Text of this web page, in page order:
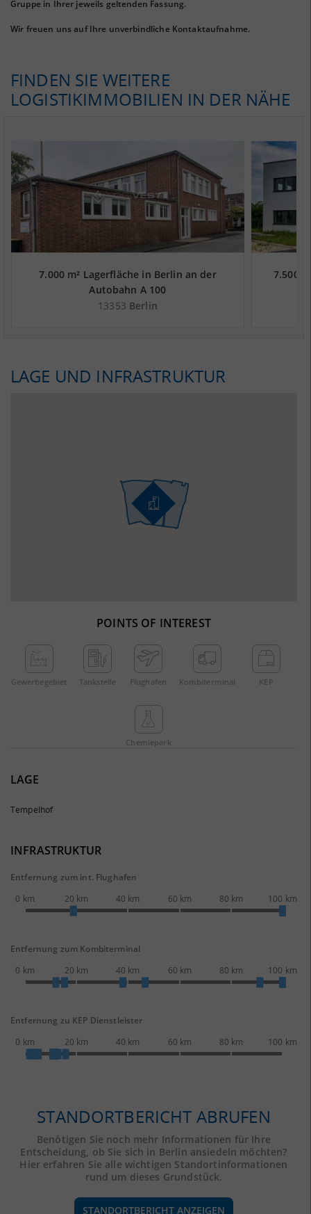
Gruppe in Ihrer jeweils geltenden Fassung.
Wir freuen uns auf Ihre unverbindliche Kontaktaufnahme.
FINDEN SIE WEITERE
LOGISTIKIMMOBILIEN IN DER NÄHE
7.000 m² Lagerfläche in Berlin an der
Autobahn A 100
13353 Berlin
7.500
LAGE UND INFRASTRUKTUR
POINTS OF INTEREST
Gewerbe­gebiet Tankstelle Flughafen Kombi­terminal KEP
Chemie­park
LAGE
Tempelhof
INFRASTRUKTUR
Entfernung zum int. Flughafen
0 km
20 km 40 km 60 km 80 km 100 km
Entfernung zum Kombiterminal
0 km
20 km 40 km 60 km 80 km 100 km
Entfernung zu KEP Dienstleister
0 km
20 km 40 km 60 km 80 km 100 km
STANDORTBERICHT ABRUFEN
Benötigen Sie noch mehr Informationen für Ihre
Entscheidung, ob Sie sich in Berlin ansiedeln möchten?
Hier erfahren Sie alle wichtigen Standortinformationen
rund um dieses Grundstück.
STANDORTBERICHT ANZEIGEN